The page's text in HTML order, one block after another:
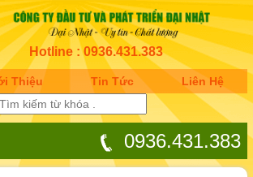
Hotline : 0936.431.383
Thiệu Tin Tức Liên Hệ
0936.431.383